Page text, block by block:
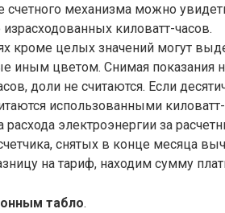
счетного механизма можно
израсходованных киловатт-часов.
кроме целых значений могут
иным цветом. Снимая показания
доли не считаются. Если
использованными
расхода электроэнергии за
снятых в конце месяца
на тариф, находим сумму
табло.